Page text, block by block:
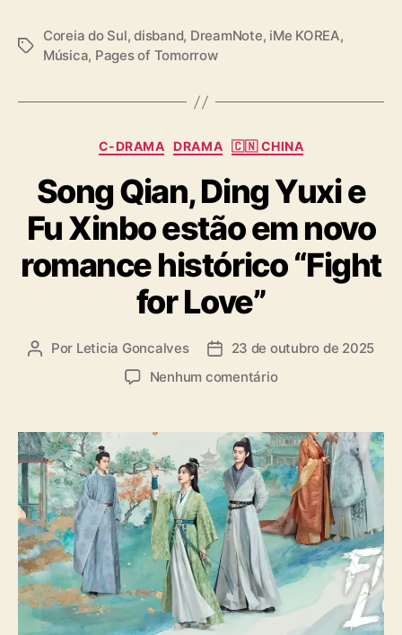
🏷️ 티켓 판매처 : 어레이즈…
pic.twitter.com/487J26Dmc1
— 드림노트(DreamNote) (@iMe_Dreamnote)
T
s
Coreia do Sul,disband, DreamNote, iMe KOREA,
Música, Pages of Tomorrow
C
t
e
g
o
r
i
a
C-DRAMA DRAMA 🇨🇳 CHINA
Song Qian, Ding Yuxi e
Fu Xinbo estão em novo
romance histórico “Fight
for Love”
A
r
d
o
p
o
s
t
Por Leticia Goncalves
D
e
p
u
b
l
i
c
a
ç
ã
23 de outubro de 2025
Nenhum comentárioe
o
n
g
Q
i
a
n
,
D
i